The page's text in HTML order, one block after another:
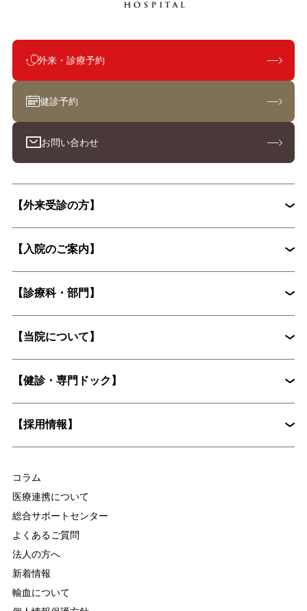
外来・診療予約
健診予約
お問い合わせ
【外来受診の方】
初診外来の流れ
【入院のご案内】
入院から退院までの流れ
【診療科・部門】
脳神経外科
【当院について】
院長挨拶
【健診・専門ドック】
【採用情報】
コラム
医療連携について
総合サポートセンター
よくあるご質問
法人の方へ
新着情報
輸血について